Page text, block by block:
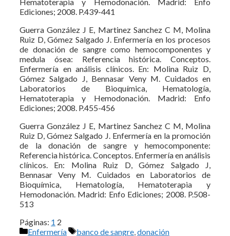
Ediciones; 2008. P.439-441
Guerra González J E, Martinez Sanchez C M, Molina
Ruiz D, Gómez Salgado J. Enfermería en los procesos
de donación de sangre como hemocomponentes y
medula ósea: Referencia histórica. Conceptos.
Enfermería en análisis clínicos. En: Molina Ruiz D,
Gómez Salgado J, Bennasar Veny M. Cuidados en
Laboratorios de Bioquímica, Hematología,
Hematoterapia y Hemodonación. Madrid: Enfo
Ediciones; 2008. P.455-456
Guerra González J E, Martinez Sanchez C M, Molina
Ruiz D, Gómez Salgado J. Enfermería en la promoción
de la donación de sangre y hemocomponente:
Referencia histórica. Conceptos. Enfermería en análisis
clínicos. En: Molina Ruiz D, Gómez Salgado J,
Bennasar Veny M. Cuidados en Laboratorios de
Bioquímica, Hematología, Hematoterapia y
Hemodonación. Madrid: Enfo Ediciones; 2008. P.508-
513
Páginas: 1 2
Categorías
Enfermería Etiquetas
banco de sangre donación